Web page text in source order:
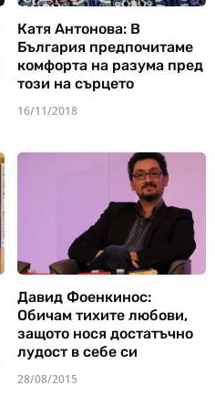
Катя Антонова: В
България предпочитаме
комфорта на разума пред
този на сърцето
16/11/2018
Давид Фоенкинос:
Обичам тихите любови,
защото нося достатъчно
лудост в себе си
28/08/2015